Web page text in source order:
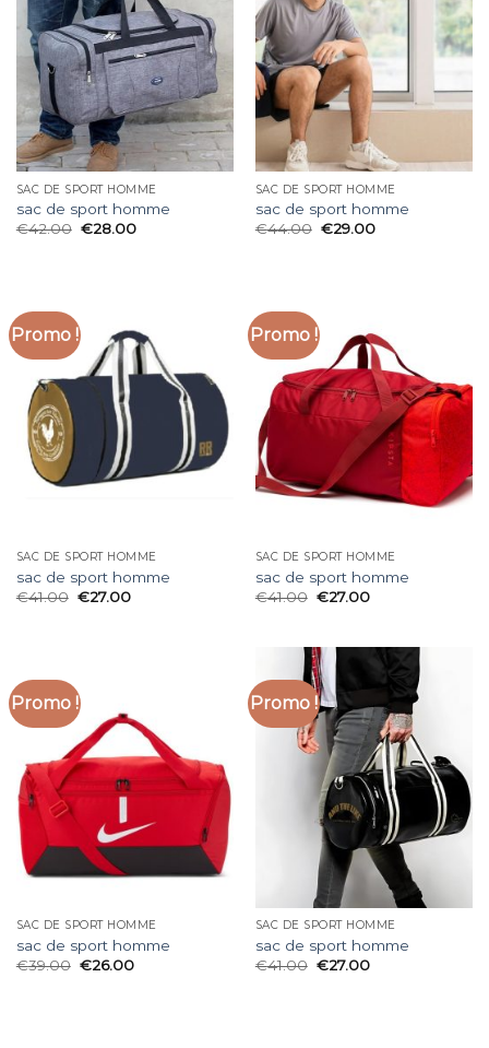
SAC DE SPORT HOMME
sac de sport homme
€42.00 €28.00
SAC DE SPORT HOMME
sac de sport homme
€44.00 €29.00
Promo !
SAC DE SPORT HOMME
sac de sport homme
€41.00 €27.00
Promo !
SAC DE SPORT HOMME
sac de sport homme
€41.00 €27.00
Promo !
SAC DE SPORT HOMME
sac de sport homme
€39.00 €26.00
Promo !
SAC DE SPORT HOMME
sac de sport homme
€41.00 €27.00